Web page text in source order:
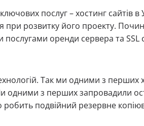
послуг – хостинг сайтів в
при розвитку його проекту.
оренди сервера та SSL
Так ми одними з перших
одними з перших запровадили
подвійний резервне